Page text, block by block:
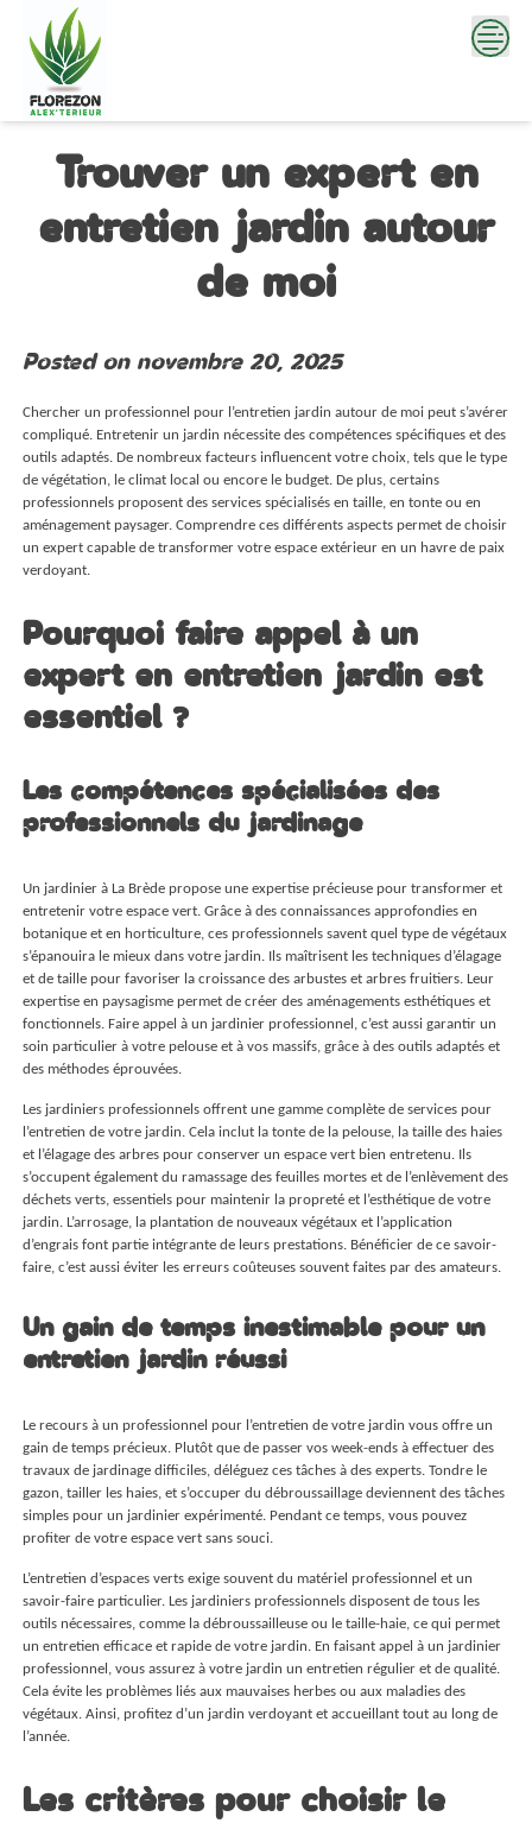
content
Trouver un expert en
entretien jardin autour
de moi
Posted on novembre 20, 2025
Chercher un professionnel pour l’entretien jardin autour de moi peut s’avérer
compliqué. Entretenir un jardin nécessite des compétences spécifiques et des
outils adaptés. De nombreux facteurs influencent votre choix, tels que le type
de végétation, le climat local ou encore le budget. De plus, certains
professionnels proposent des services spécialisés en taille, en tonte ou en
aménagement paysager. Comprendre ces différents aspects permet de choisir
un expert capable de transformer votre espace extérieur en un havre de paix
verdoyant.
Pourquoi faire appel à un
expert en entretien jardin est
essentiel ?
Les compétences spécialisées des
professionnels du jardinage
Un jardinier à La Brède propose une expertise précieuse pour transformer et
entretenir votre espace vert. Grâce à des connaissances approfondies en
botanique et en horticulture, ces professionnels savent quel type de végétaux
s’épanouira le mieux dans votre jardin. Ils maîtrisent les techniques d’élagage
et de taille pour favoriser la croissance des arbustes et arbres fruitiers. Leur
expertise en paysagisme permet de créer des aménagements esthétiques et
fonctionnels. Faire appel à un jardinier professionnel, c’est aussi garantir un
soin particulier à votre pelouse et à vos massifs, grâce à des outils adaptés et
des méthodes éprouvées.
Les jardiniers professionnels offrent une gamme complète de services pour
l’entretien de votre jardin. Cela inclut la tonte de la pelouse, la taille des haies
et l’élagage des arbres pour conserver un espace vert bien entretenu. Ils
s’occupent également du ramassage des feuilles mortes et de l’enlèvement des
déchets verts, essentiels pour maintenir la propreté et l’esthétique de votre
jardin. L’arrosage, la plantation de nouveaux végétaux et l’application
d’engrais font partie intégrante de leurs prestations. Bénéficier de ce savoir-
faire, c’est aussi éviter les erreurs coûteuses souvent faites par des amateurs.
Un gain de temps inestimable pour un
entretien jardin réussi
Le recours à un professionnel pour l’entretien de votre jardin vous offre un
gain de temps précieux. Plutôt que de passer vos week-ends à effectuer des
travaux de jardinage difficiles, déléguez ces tâches à des experts. Tondre le
gazon, tailler les haies, et s’occuper du débroussaillage deviennent des tâches
simples pour un jardinier expérimenté. Pendant ce temps, vous pouvez
profiter de votre espace vert sans souci.
L’entretien d’espaces verts exige souvent du matériel professionnel et un
savoir-faire particulier. Les jardiniers professionnels disposent de tous les
outils nécessaires, comme la débroussailleuse ou le taille-haie, ce qui permet
un entretien efficace et rapide de votre jardin. En faisant appel à un jardinier
professionnel, vous assurez à votre jardin un entretien régulier et de qualité.
Cela évite les problèmes liés aux mauvaises herbes ou aux maladies des
végétaux. Ainsi, profitez d’un jardin verdoyant et accueillant tout au long de
l’année.
Les critères pour choisir le